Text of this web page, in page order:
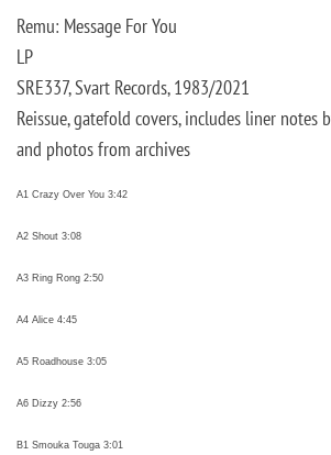
Remu: Message For You
LP
SRE337, Svart Records, 1983/2021
Reissue, gatefold covers, includes liner notes
and photos from archives
A1 Crazy Over You 3:42
A2 Shout 3:08
A3 Ring Rong 2:50
A4 Alice 4:45
A5 Roadhouse 3:05
A6 Dizzy 2:56
B1 Smouka Touga 3:01